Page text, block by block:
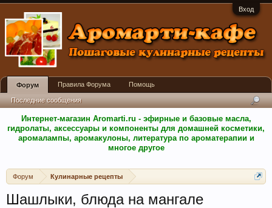
Вход
Интернет-магазин Aromarti.ru - эфирные и базовые масла,
гидролаты, аксессуары и компоненты для домашней косметики,
аромалампы, аромакулоны, литература по ароматерапии и
многое другое
Форум Кулинарные рецепты
Шашлыки, блюда на мангале
Форум
Последние сообщения
Правила Форума Помощь